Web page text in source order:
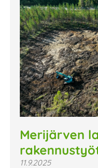
Merijärven
11.9.2025